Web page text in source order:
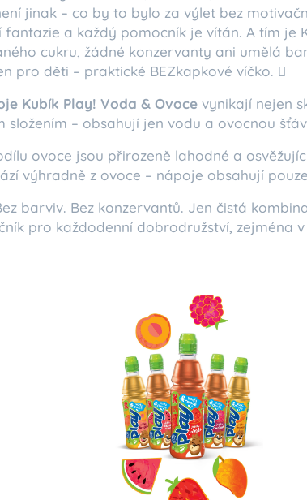
jinak – co by to bylo za výlet bez
fantazie a každý pomocník je vítán. A tím je
cukru, žádné konzervanty ani umělá
pro děti – praktické BEZkapkové víčko. 
Kubík Play! Voda & Ovoce vynikají nejen
– obsahují jen vodu a ovocnou
ovoce jsou přirozeně lahodné a
výhradně z ovoce – nápoje obsahují
barviv. Bez konzervantů. Jen čistá
pro každodenní dobrodružství, zejména